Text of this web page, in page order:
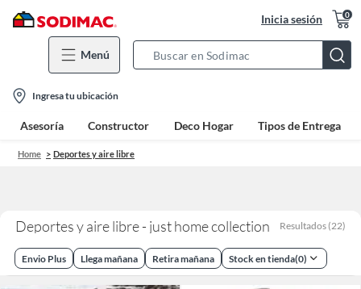
Inicia sesión 0
Menú
Bar
location-
icon
Ingresa tu ubicación
Asesoría Constructor Deco Hogar Tipos de Entrega
Home Deportes y aire libre
Deportes y aire libre - just home collection Resultados (22)
Envio Plus Llega mañana Retira mañana Stock en tienda(0)